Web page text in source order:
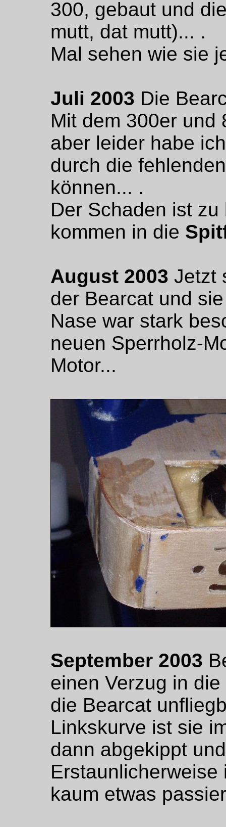
300, gebaut und
mutt, dat mutt)... .
Mal sehen wie sie
Juli 2003 Die
Mit dem 300er und
aber leider habe
durch die
können... .
Der Schaden ist
kommen in die
August 2003 Jetzt
der Bearcat und
Nase war stark
neuen Sperrholz-
Motor...
September 2003
einen Verzug in
die Bearcat
Linkskurve ist sie
dann abgekippt
kaum etwas